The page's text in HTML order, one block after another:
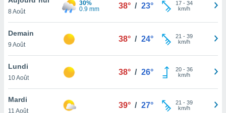
et
»,
au
vous
qu'ils
ou
8 Août
30%
0.9 mm
38° / 23° 17- 34
km/h
Demain
9 Août
38° / 24° 21 - 39
km/h
Lundi
10 Août
38° / 26° 20- 36
km/h
Mardi
11 Août
39° / 27° 21 - 39
km/h